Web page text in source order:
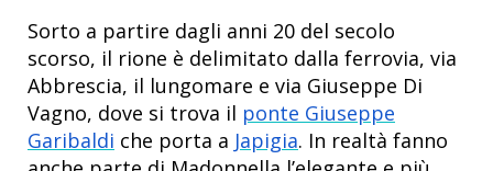
Sorto a partire dagli anni 20 del secolo
scorso, il rione è delimitato dalla ferrovia, via
Abbrescia, il lungomare e via Giuseppe Di
Vagno, dove si trova il ponte Giuseppe
Garibaldi che porta a Japigia. In realtà fanno